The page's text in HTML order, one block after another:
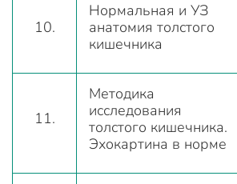
10.
Нормальная и УЗ
анатомия толстого
кишечника
11.
Методика
исследования
толстого кишечника.
Эхокартина в норме